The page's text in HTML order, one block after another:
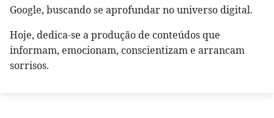
Google, buscando se aprofundar no universo digital.
Hoje, dedica-se a produção de conteúdos que
informam, emocionam, conscientizam e arrancam
sorrisos.